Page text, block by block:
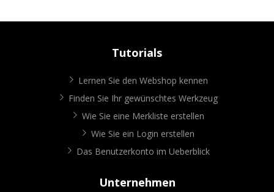
Tutorials
Lernen Sie den Webshop kennen
Finden Sie Ihr gewünschtes Werkzeug
Wie Sie eine Merkliste erstellen
Wie Sie ein Login erstellen
Das Benutzerkonto im Ueberblick
Unternehmen